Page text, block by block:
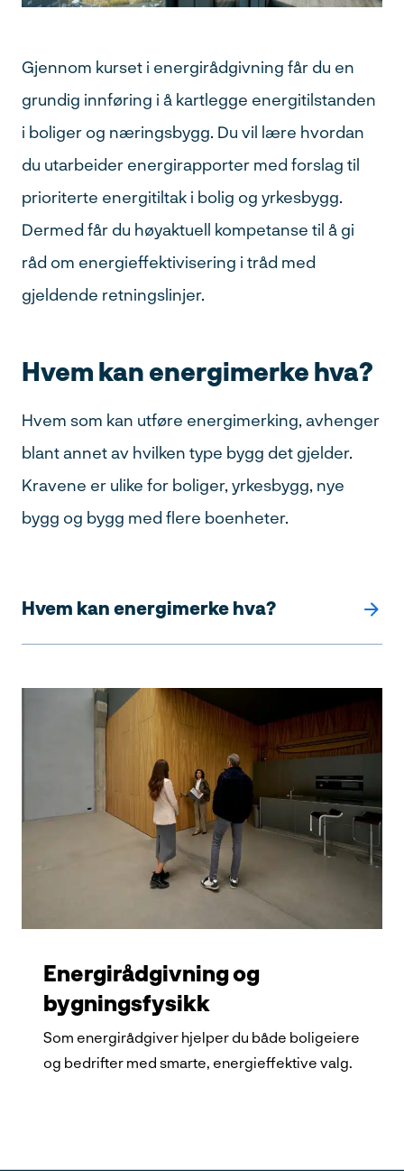
Gjennom kurset i energirådgivning får du en
grundig innføring i å kartlegge energitilstanden
i boliger og næringsbygg. Du vil lære hvordan
du utarbeider energirapporter med forslag til
prioriterte energitiltak i bolig og yrkesbygg.
Dermed får du høyaktuell kompetanse til å gi
råd om energieffektivisering i tråd med
gjeldende retningslinjer.
Hvem kan energimerke hva?
Hvem som kan utføre energimerking, avhenger
blant annet av hvilken type bygg det gjelder.
Kravene er ulike for boliger, yrkesbygg, nye
bygg og bygg med flere boenheter.
Hvem kan energimerke hva?
Energirådgivning og
bygningsfysikk
Som energirådgiver hjelper du både boligeiere
og bedrifter med smarte, energieffektive valg.